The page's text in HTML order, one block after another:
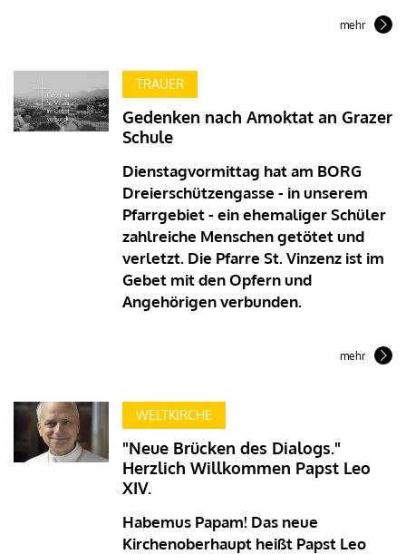
mehr
TRAUER
Gedenken nach Amoktat an Grazer
Schule
Dienstagvormittag hat am BORG
Dreierschützengasse - in unserem
Pfarrgebiet - ein ehemaliger Schüler
zahlreiche Menschen getötet und
verletzt. Die Pfarre St. Vinzenz ist im
Gebet mit den Opfern und
Angehörigen verbunden.
mehr
WELTKIRCHE
"Neue Brücken des Dialogs."
Herzlich Willkommen Papst Leo
XIV.
Habemus Papam! Das neue
Kirchenoberhaupt heißt Papst Leo